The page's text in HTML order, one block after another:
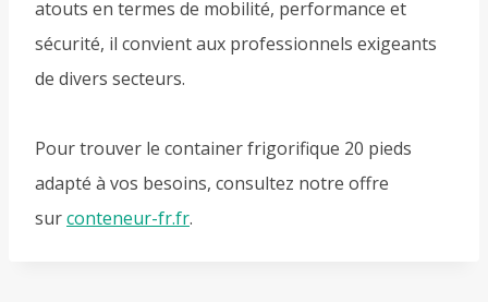
atouts en termes de mobilité, performance et
sécurité, il convient aux professionnels exigeants
de divers secteurs.
Pour trouver le container frigorifique 20 pieds
adapté à vos besoins, consultez notre offre
surconteneur-fr.fr.